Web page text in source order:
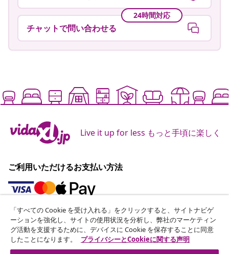
24時間対応
チャットで問い合わせる
Live it up for less もっと手頃に楽しく
ご利用いただけるお支払い方法
ニュースレターに登録する
70万人以上のユーザーと一緒に、vidaXLから毎週のお得
な情報や季節限定セール、新着情報を受け取りましょう。
「すべての Cookie を受け入れる」をクリックすると、サイトナビゲ
ーションを強化し、サイトの使用状況を分析し、弊社のマーケティン
グ活動を支援するために、デバイスに Cookie を保存することに同意
したことになります。
プライバシーとCookieに関する声明